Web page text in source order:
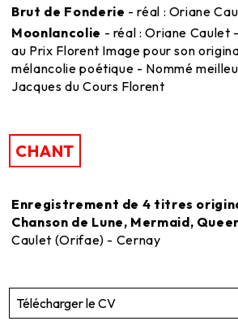
Brut de Fonderie - réal : Oriane
Moonlancolie - réal : Oriane Caulet
au Prix Florent Image pour son
mélancolie poétique - Nommé
Jacques du Cours Florent
CHANT
Enregistrement de 4 titres
Chanson de Lune, Mermaid,
Caulet (Orifae) - Cernay
Télécharger le CV